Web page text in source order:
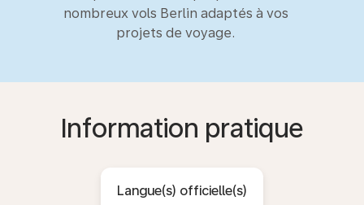
nombreux vols Berlin adaptés à vos
projets de voyage.
Information pratique
Langue(s) officielle(s)